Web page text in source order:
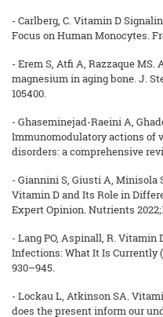
- Carlberg, C. Vitamin D
Focus on Human Monocytes.
- Erem S, Atfi A, Razzaque
magnesium in aging bone. J.
105400.
- Ghaseminejad-Raeini A,
Immunomodulatory actions of
disorders: a comprehensive
- Giannini S, Giusti A, Minisola
Vitamin D and Its Role in
Expert Opinion. Nutrients
- Lang PO, Aspinall, R.
Infections: What It Is Currently
930–945.
- Lockau L, Atkinson SA.
does the present inform our